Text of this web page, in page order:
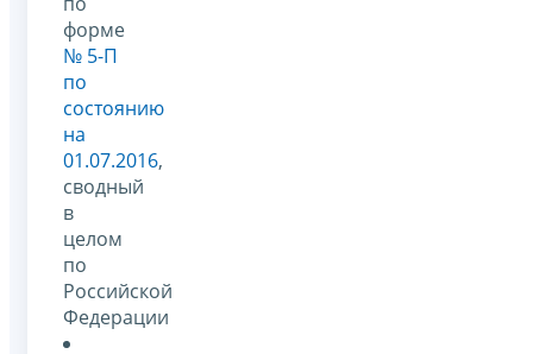
форме
№ 5-П
по
состоянию
на
01.07.2016,
сводный
в
целом
по
Российской
Федерации